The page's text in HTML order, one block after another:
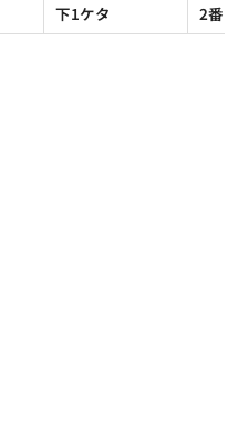
下1ケタ 2番